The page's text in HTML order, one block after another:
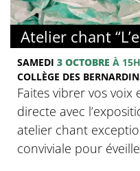
Atelier chant
SAMEDI 3 OCTOBRE À 15H
COLLÈGE DES
Faites vibrer vos
directe avec
atelier chant
conviviale pour